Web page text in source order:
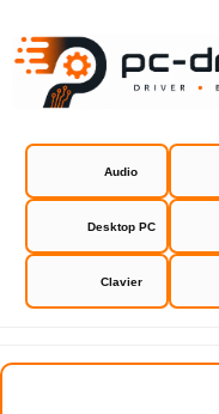
Audio
Desktop PC
Clavier